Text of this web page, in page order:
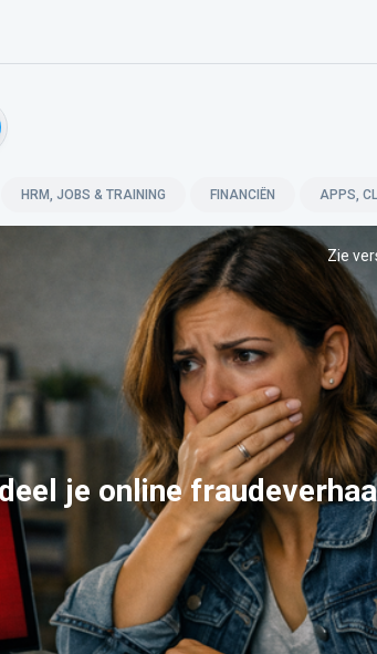
HRM, JOBS & TRAINING FINANCIËN APPS,
Zie
je online